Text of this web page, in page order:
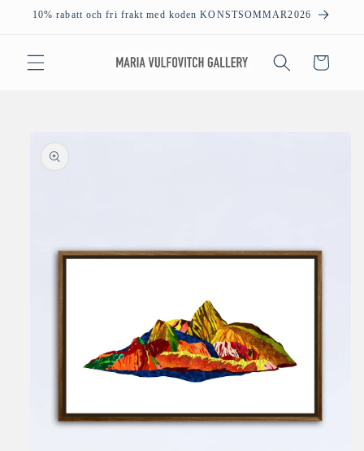
vidare
10% rabatt och fri frakt med koden KONSTSOMMAR2026
Varukorg
vidare till